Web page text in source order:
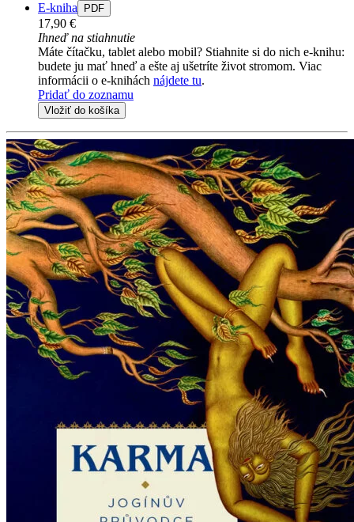
E-kniha PDF
17,90 €
Ihneď na stiahnutie
Máte čítačku, tablet alebo mobil? Stiahnite si do nich e-knihu:
budete ju mať hneď a ešte aj ušetríte život stromom. Viac
informácii o e-knihách nájdete tu.
Pridať do zoznamu
Vložiť do košíka